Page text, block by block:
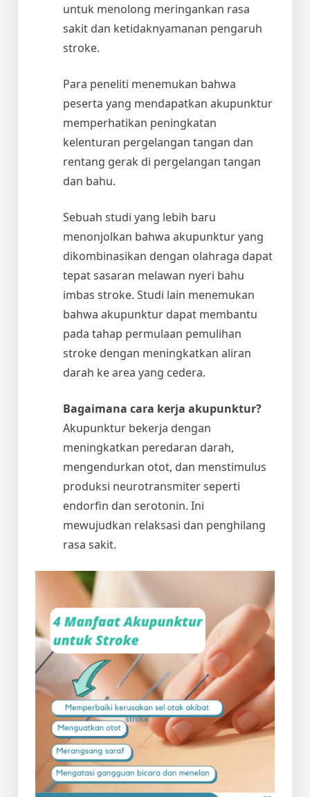
untuk menolong meringankan rasa
sakit dan ketidaknyamanan pengaruh
stroke.
Para peneliti menemukan bahwa
peserta yang mendapatkan akupunktur
memperhatikan peningkatan
kelenturan pergelangan tangan dan
rentang gerak di pergelangan tangan
dan bahu.
Sebuah studi yang lebih baru
menonjolkan bahwa akupunktur yang
dikombinasikan dengan olahraga dapat
tepat sasaran melawan nyeri bahu
imbas stroke. Studi lain menemukan
bahwa akupunktur dapat membantu
pada tahap permulaan pemulihan
stroke dengan meningkatkan aliran
darah ke area yang cedera.
Bagaimana cara kerja akupunktur?
Akupunktur bekerja dengan
meningkatkan peredaran darah,
mengendurkan otot, dan menstimulus
produksi neurotransmiter seperti
endorfin dan serotonin. Ini
mewujudkan relaksasi dan penghilang
rasa sakit.